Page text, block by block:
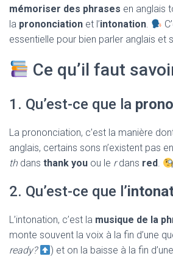
mémoriser des phrases en anglais
la prononciation et l’intonation.
essentielle pour bien parler anglais et
Ce qu’il faut
1. Qu’est-ce que la
La prononciation, c’est la manière
anglais, certains sons n’existent pas
thdans thank you ou le rdans red.
2. Qu’est-ce que l’
L’intonation, c’est la musique de la
monte souvent la voix à la fin d’une
ready?
) et on la baisse à la fin